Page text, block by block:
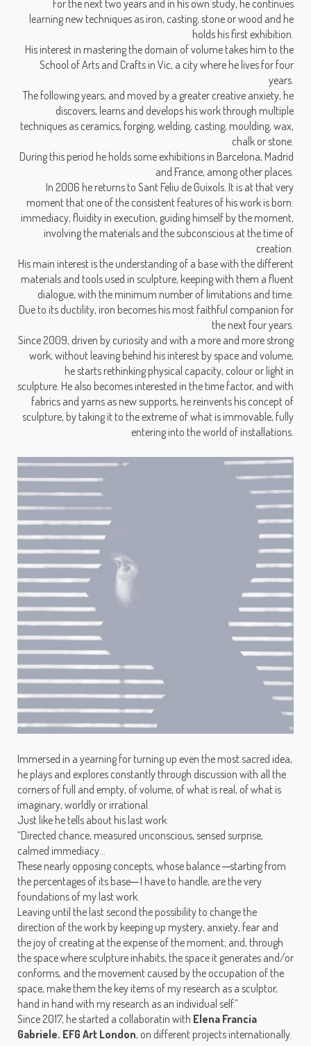
For the next two years and in his own study, he continues
learning new techniques as iron, casting, stone or wood and he
holds his first exhibition.
His interest in mastering the domain of volume takes him to the
School of Arts and Crafts in Vic, a city where he lives for four
years.
The following years, and moved by a greater creative anxiety, he
discovers, learns and develops his work through multiple
techniques as ceramics, forging, welding, casting, moulding, wax,
chalk or stone.
During this period he holds some exhibitions in Barcelona, Madrid
and France, among other places.
In 2006 he returns to Sant Feliu de Guíxols. It is at that very
moment that one of the consistent features of his work is born:
immediacy, fluidity in execution, guiding himself by the moment,
involving the materials and the subconscious at the time of
creation.
His main interest is the understanding of a base with the different
materials and tools used in sculpture, keeping with them a fluent
dialogue, with the minimum number of limitations and time.
Due to its ductility, iron becomes his most faithful companion for
the next four years.
Since 2009, driven by curiosity and with a more and more strong
work, without leaving behind his interest by space and volume,
he starts rethinking physical capacity, colour or light in
sculpture. He also becomes interested in the time factor, and with
fabrics and yarns as new supports, he reinvents his concept of
sculpture, by taking it to the extreme of what is immovable, fully
entering into the world of installations.
Immersed in a yearning for turning up even the most sacred idea,
he plays and explores constantly through discussion with all the
corners of full and empty, of volume, of what is real, of what is
imaginary, worldly or irrational.
Just like he tells about his last work:
“Directed chance, measured unconscious, sensed surprise,
calmed immediacy…
These nearly opposing concepts, whose balance ─starting from
the percentages of its base─ I have to handle, are the very
foundations of my last work.
Leaving until the last second the possibility to change the
direction of the work by keeping up mystery, anxiety, fear and
the joy of creating at the expense of the moment; and, through
the space where sculpture inhabits, the space it generates and/or
conforms, and the movement caused by the occupation of the
space, make them the key items of my research as a sculptor,
hand in hand with my research as an individual self.”
Since 2017, he started a collaboratin with Elena Francia
Gabriele. EFG Art London, on different projects internationally.